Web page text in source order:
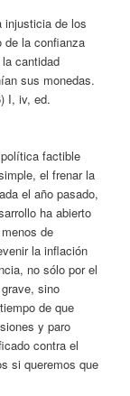
injusticia de los
de la confianza
cantidad
sus monedas.
I, iv, ed.
factible
el frenar la
el año pasado,
ha abierto
de
la inflación
no sólo por el
sino
de que
y paro
contra el
si queremos que